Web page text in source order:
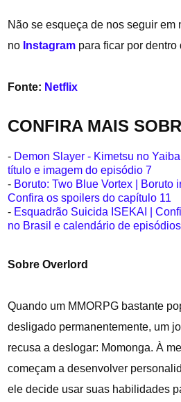
Não se esqueça de nos seguir em
no Instagram para ficar por
Fonte: Netflix
CONFIRA MAIS
- Demon Slayer - Kimetsu no
título e imagem do episódio 7
- Boruto: Two Blue Vortex | Boruto
Confira os spoilers do capítulo 11
- Esquadrão Suicida ISEKAI |
no Brasil e calendário de episódios
Sobre Overlord
Quando um MMORPG bastante
desligado permanentemente, um
recusa a deslogar: Momonga. À
começam a desenvolver
ele decide usar suas habilidades